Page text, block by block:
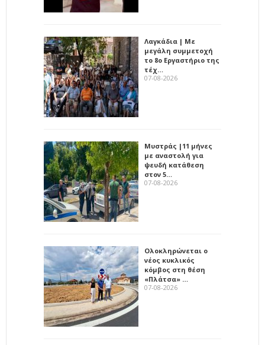
Λαγκάδια | Με
μεγάλη συμμετοχή
το 8ο Εργαστήριο της
τέχ…
07-08-2026
Μυστράς |11 μήνες
με αναστολή για
ψευδή κατάθεση
στον 5…
07-08-2026
Ολοκληρώνεται ο
νέος κυκλικός
κόμβος στη θέση
«Πλάτσα» …
07-08-2026